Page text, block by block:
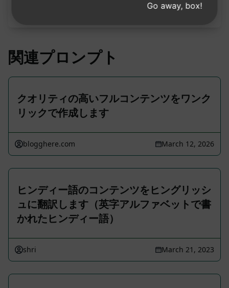
トを試してみることをお勧めします。
関連プロンプト
クオリティの高いフルコンテンツをワンク
リックで作成します
blogghere.com March 12, 2026
ヒンディー語のコンテンツをヒングリッシ
ュに翻訳します（英字アルファベットで書
かれたヒンディー語）
shri March 21, 2023
Go away, box!